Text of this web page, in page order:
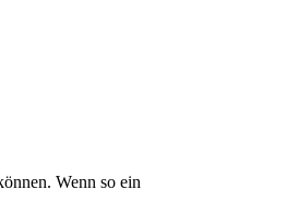
Wenn so ein